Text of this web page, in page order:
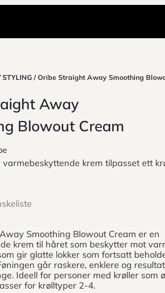
STYLING/ Oribe Straight Away Smoothing
Away
Blowout Cream
krem tilpasset ett
Smoothing Blowout Cream er en
krem til håret som beskytter mot
gir glatte lokker som fortsatt
går raskere, enklere og
Ideell for personer med krøller som
for krølltyper 2-4.